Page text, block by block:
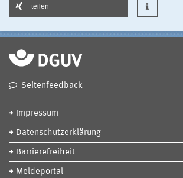
teilen
Seitenfeedback
Impressum
Datenschutzerklärung
Barrierefreiheit
Meldeportal